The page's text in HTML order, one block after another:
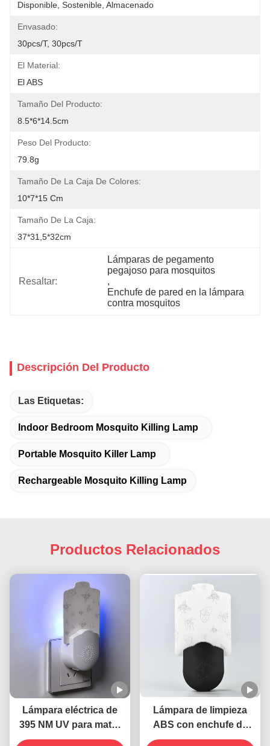
Disponible, Sostenible, Almacenado
Envasado:
30pcs/t, 30pcs/t
El Material:
El ABS
Tamaño Del Producto:
8.5*6*14.5cm
Peso Del Producto:
79.8g
Tamaño De La Caja De Colores:
10*7*15 Cm
Tamaño De La Caja:
37*31,5*32cm
Resaltar:
Lámparas de pegamento
pegajoso para mosquitos
,
Enchufe de pared en la lámpara
contra mosquitos
Descripción Del Producto
Las Etiquetas:
Indoor Bedroom Mosquito Killing Lamp
Portable Mosquito Killer Lamp
Rechargeable Mosquito Killing Lamp
Productos Relacionados
Lámpara eléctrica de
395 NM UV para matar
mosquitos
Lámpara de limpieza
ABS con enchufe de
pared eléctrica 395 NM